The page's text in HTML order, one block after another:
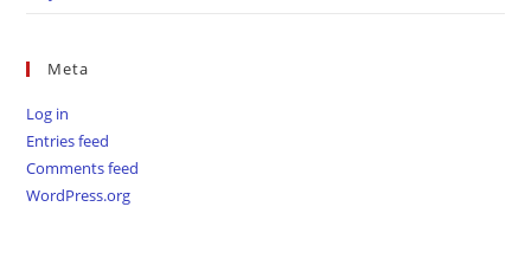
Meta
Log in
Entries feed
Comments feed
WordPress.org